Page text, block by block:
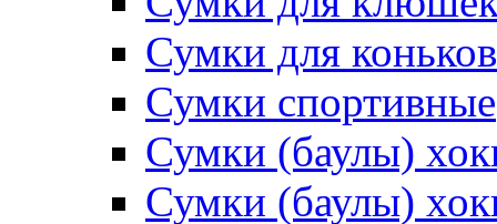
Сумки для коньков
Сумки спортивные
Сумки (баулы)
Сумки (баулы)